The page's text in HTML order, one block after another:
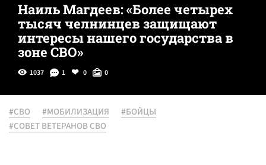
Наиль Магдеев: «Более четырех
тысяч челнинцев защищают
интересы нашего государства в
зоне СВО»
1037 1 0 0
#СВО #МОБИЛИЗАЦИЯ
#БОЙЦЫ
#СОВЕТ ВЕТЕРАНОВ СВО